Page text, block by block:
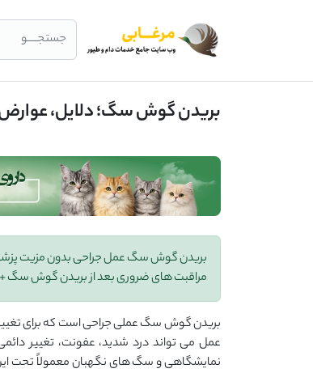
جستجــــو
بریدن گوش سگ؛ دلایل،
بریدن گوش سگ عمل جراحی بدون مزیت
مراقبت های ضروری بعد از بریدن گوش سگ
بریدن گوش سگ عملی جراحی است که برای
عمل می تواند درد شدید، عفونت، تغییر
نمایشگاهی و سگ های نگهبان معمولاً تحت این